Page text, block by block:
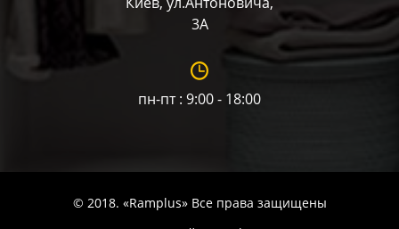
3А
пн-пт : 9:00 - 18:00
© 2018. «Ramplus» Все права защищены